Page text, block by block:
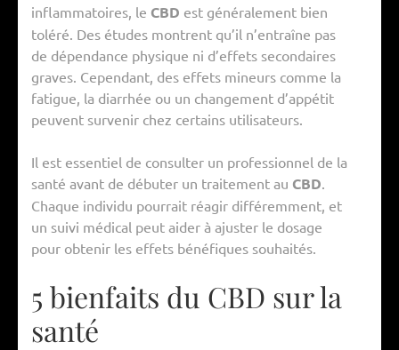
inflammatoires, le CBD est généralement bien
toléré. Des études montrent qu’il n’entraîne pas
de dépendance physique ni d’effets secondaires
graves. Cependant, des effets mineurs comme la
fatigue, la diarrhée ou un changement d’appétit
peuvent survenir chez certains utilisateurs.
Il est essentiel de consulter un professionnel de la
santé avant de débuter un traitement au CBD
Chaque individu pourrait réagir différemment, et
un suivi médical peut aider à ajuster le dosage
pour obtenir les effets bénéfiques souhaités.
5 bienfaits du CBD sur la
santé